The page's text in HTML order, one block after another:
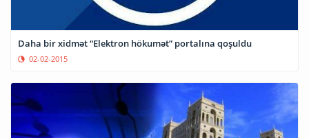
Daha bir xidmət “Elektron hökumət” portalına qoşuldu
02-02-2015